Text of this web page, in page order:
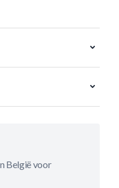
België voor